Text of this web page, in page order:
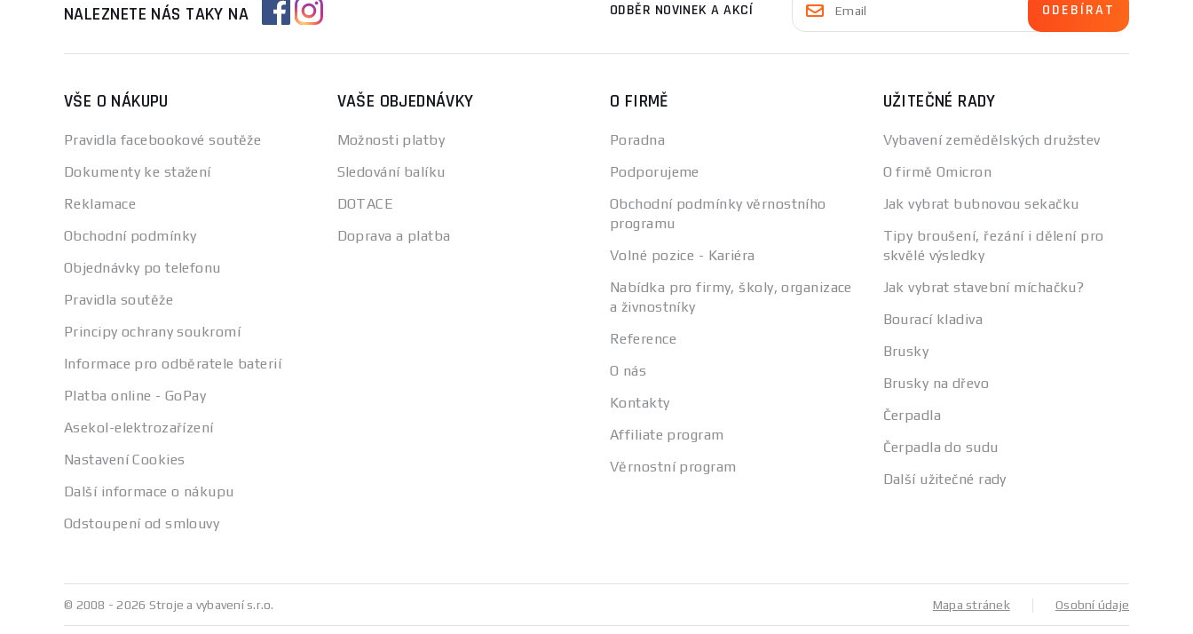
NALEZNETE NÁS TAKY NA ODBĚR NOVINEK A AKCÍ
VŠE O NÁKUPU
Pravidla facebookové soutěže
Dokumenty ke stažení
Reklamace
Obchodní podmínky
Objednávky po telefonu
Pravidla soutěže
Principy ochrany soukromí
Informace pro odběratele baterií
Platba online - GoPay
Asekol-elektrozařízení
Nastavení Cookies
Další informace o nákupu
Odstoupení od smlouvy
VAŠE OBJEDNÁVKY
Možnosti platby
Sledování balíku
DOTACE
Doprava a platba
O FIRMĚ
Poradna
Podporujeme
Obchodní podmínky věrnostního
programu
Volné pozice - Kariéra
Nabídka pro firmy, školy, organizace
a živnostníky
Reference
O nás
Kontakty
Affiliate program
Věrnostní program
UŽITEČNÉ RADY
Vybavení zemědělských družstev
O firmě Omicron
Jak vybrat bubnovou sekačku
Tipy broušení, řezání i dělení pro
skvělé výsledky
Jak vybrat stavební míchačku?
Bourací kladiva
Brusky
Brusky na dřevo
Čerpadla
Čerpadla do sudu
Další užitečné rady
© 2008 - 2026 Stroje a vybavení s.r.o. Mapa stránek Osobní údaje